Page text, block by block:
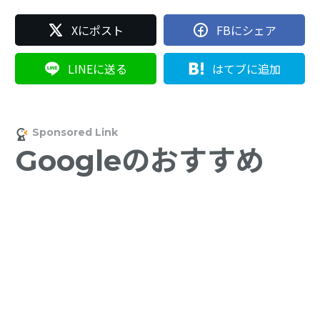
Xにポスト FBにシェア
LINEに送る はてブに追加
Googleのおすすめ